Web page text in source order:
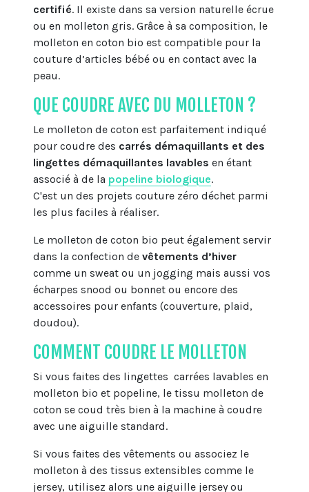
certifié. Il existe dans sa version naturelle écrue
ou en molleton gris. Grâce à sa composition, le
molleton en coton bio est compatible pour la
couture d’articles bébé ou en contact avec la
peau.
QUE COUDRE AVEC DU MOLLETON ?
Le molleton de coton est parfaitement indiqué
pour coudre des carrés démaquillants et des
lingettes démaquillantes lavables en étant
associé à de la popeline biologique.
C'est un des projets couture zéro déchet parmi
les plus faciles à réaliser.
Le molleton de coton bio peut également servir
dans la confection de vêtements d’hiver
comme un sweat ou un jogging mais aussi vos
écharpes snood ou bonnet ou encore des
accessoires pour enfants (couverture, plaid,
doudou).
COMMENT COUDRE LE MOLLETON
Si vous faites des lingettes carrées lavables en
molleton bio et popeline, le tissu molleton de
coton se coud très bien à la machine à coudre
avec une aiguille standard.
Si vous faites des vêtements ou associez le
molleton à des tissus extensibles comme le
jersey, utilisez alors une aiguille jersey ou